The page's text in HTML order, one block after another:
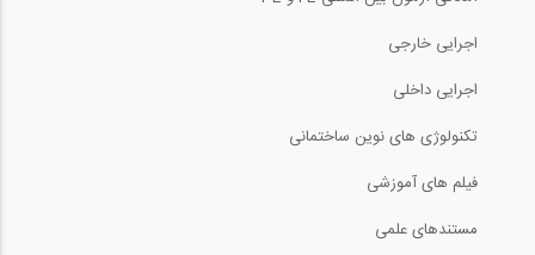
اجرایی خارجی
اجرایی داخلی
تکنولوژی های نوین ساختمانی
فیلم های آموزشی
مستندهای علمی